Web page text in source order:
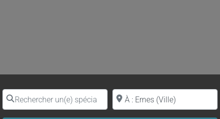
Rechercher un(e) spécialiste par nomProche de (ville ou région)